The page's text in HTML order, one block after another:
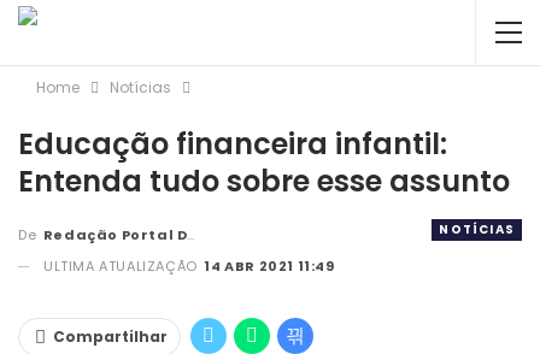
Home Notícias
Educação financeira infantil:
Entenda tudo sobre esse assunto
NOTÍCIAS
De Redação Portal DBC
ULTIMA ATUALIZAÇÃO 14 ABR 2021 11:49
Compartilhar